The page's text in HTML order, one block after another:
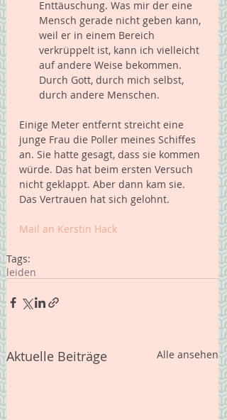
Enttäuschung. Was mir der eine
Mensch gerade nicht geben kann,
weil er in einem Bereich
verkrüppelt ist, kann ich vielleicht
auf andere Weise bekommen.
Durch Gott, durch mich selbst,
durch andere Menschen.
Einige Meter entfernt streicht eine
junge Frau die Poller meines Schiffes
an. Sie hatte gesagt, dass sie kommen
würde. Das hat beim ersten Versuch
nicht geklappt. Aber dann kam sie.
Das Vertrauen hat sich gelohnt.
Mail an Kerstin Hack
Tags:
leiden
Aktuelle Beiträge Alle ansehen